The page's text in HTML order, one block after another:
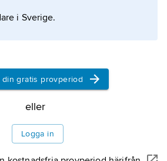
i Sverige.
din gratis provperiod
eller
Logga in